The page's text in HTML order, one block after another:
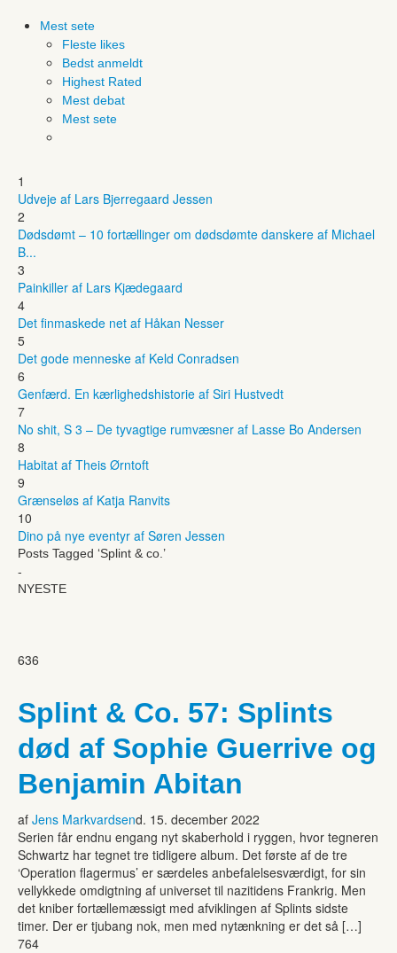
Mest sete
Fleste likes
Bedst anmeldt
Highest Rated
Mest debat
Mest sete
1
Udveje af Lars Bjerregaard Jessen
2
Dødsdømt – 10 fortællinger om dødsdømte danskere af Michael
B...
3
Painkiller af Lars Kjædegaard
4
Det finmaskede net af Håkan Nesser
5
Det gode menneske af Keld Conradsen
6
Genfærd. En kærlighedshistorie af Siri Hustvedt
7
No shit, S 3 – De tyvagtige rumvæsner af Lasse Bo Andersen
8
Habitat af Theis Ørntoft
9
Grænseløs af Katja Ranvits
10
Dino på nye eventyr af Søren Jessen
Posts Tagged ‘Splint & co.’
-
NYESTE
636
Splint & Co. 57: Splints
død af Sophie Guerrive og
Benjamin Abitan
af Jens Markvardsend. 15. december 2022
Serien får endnu engang nyt skaberhold i ryggen, hvor tegneren
Schwartz har tegnet tre tidligere album. Det første af de tre
‘Operation flagermus’ er særdeles anbefalelsesværdigt, for sin
vellykkede omdigtning af universet til nazitidens Frankrig. Men
det kniber fortællemæssigt med afviklingen af Splints sidste
timer. Der er tjubang nok, men med nytænkning er det så […]
764